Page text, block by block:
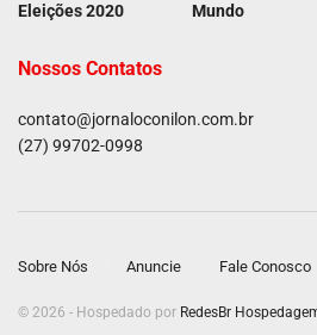
Eleições 2020
Mundo
Nossos Contatos
contato@jornaloconilon.com.br
(27) 99702-0998
Sobre Nós Anuncie Fale Conosco
© 2026 - Hospedado por RedesBr